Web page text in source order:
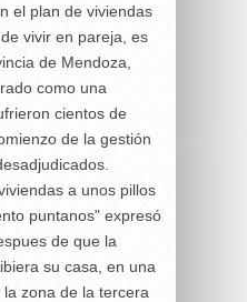
el plan de viviendas
vivir en pareja, es
de Mendoza,
como una
cientos de
de la gestión
a unos pillos
puntanos" expresó
de que la
su casa, en una
zona de la tercera